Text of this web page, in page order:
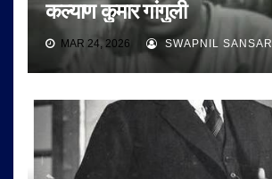
कल्याण कुमार गांगुली
MAR 24, 2026 SWAPNIL SANSAR